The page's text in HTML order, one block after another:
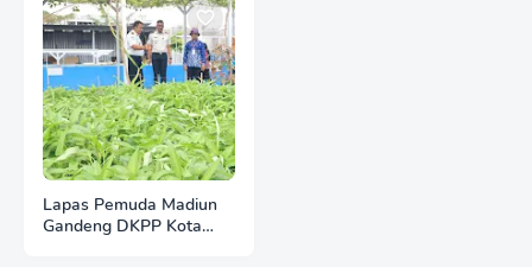
Lapas Pemuda Madiun
Gandeng DKPP Kota